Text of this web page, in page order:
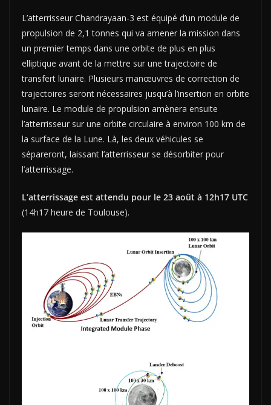
L’atterrisseur Chandrayaan-3 est équipé d’un module de
propulsion de 2,1 tonnes qui va amener la mission dans
un premier temps dans une orbite de plus en plus
elliptique avant de la mettre sur une trajectoire de
transfert lunaire. Plusieurs manœuvres de correction de
trajectoires seront nécessaires jusqu’à l’insertion en orbite
lunaire. Le module de propulsion amènera ensuite
l’atterrisseur sur une orbite circulaire à environ 100 km de
la surface de la Lune. Là, les deux véhicules se
sépareront, laissant l’atterrisseur se désorbiter pour
l’atterrissage.
L’atterrissage est attendu pour le 23 août à 12h17 UTC
(14h17 heure de Toulouse).